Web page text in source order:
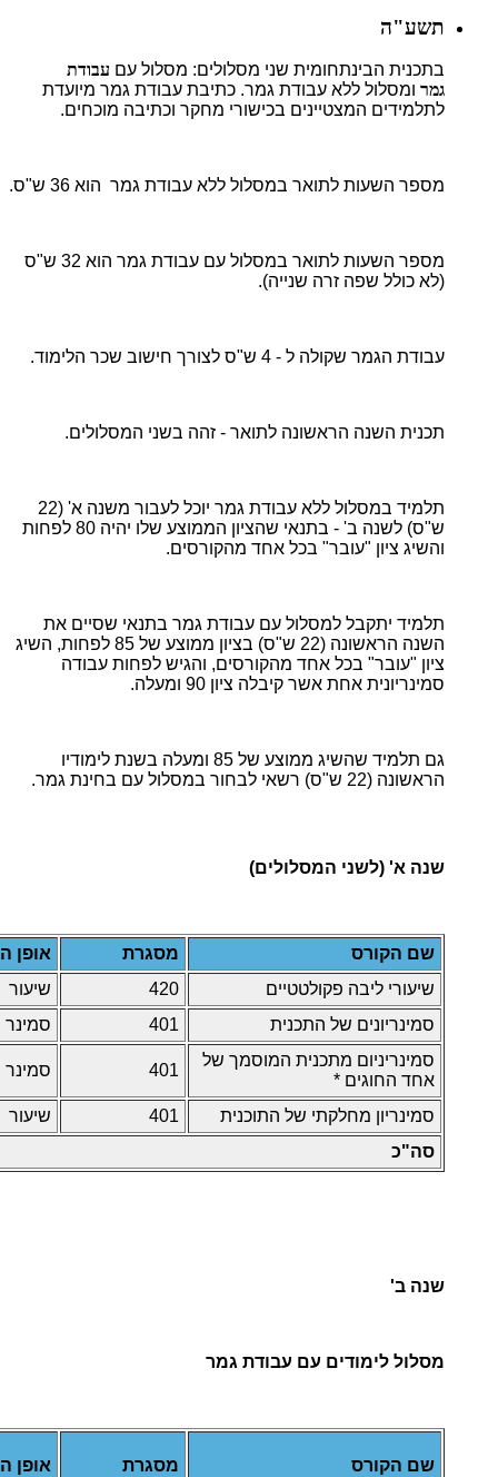
תשע"ה
בתכנית הבינתחומית שני מסלולים: מסלול עם עבודת
גמר ומסלול ללא עבודת גמר. כתיבת עבודת גמר מיועדת
לתלמידים המצטיינים בכישורי מחקר וכתיבה מוכחים.
מספר השעות לתואר במסלול ללא עבודת גמר הוא 36 ש"ס.
מספר השעות לתואר במסלול עם עבודת גמר הוא 32 ש"ס
(לא כולל שפה זרה שנייה).
עבודת הגמר שקולה ל - 4 ש"ס לצורך חישוב שכר הלימוד.
תכנית השנה הראשונה לתואר - זהה בשני המסלולים.
תלמיד במסלול ללא עבודת גמר יוכל לעבור משנה א' (22
ש"ס) לשנה ב' - בתנאי שהציון הממוצע שלו יהיה 80 לפחות
והשיג ציון "עובר" בכל אחד מהקורסים.
תלמיד יתקבל למסלול עם עבודת גמר בתנאי שסיים את
השנה הראשונה (22 ש"ס) בציון ממוצע של 85 לפחות, השיג
ציון "עובר" בכל אחד מהקורסים, והגיש לפחות עבודה
סמינריונית אחת אשר קיבלה ציון 90 ומעלה.
גם תלמיד שהשיג ממוצע של 85 ומעלה בשנת לימודיו
הראשונה (22 ש"ס) רשאי לבחור במסלול עם בחינת גמר.
שנה א' (לשני המסלולים)
שם הקורס מסגרת
אופן
שיעורי ליבה פקולטטיים
420
שיעור
סמינריונים של התכנית
401
סמינר
סמינריניום מתכנית המוסמך של
אחד החוגים *
401 סמינר
סמינריון מחלקתי של התוכנית 401
שיעור
סה"כ
שנה ב'
מסלול לימודים עם עבודת גמר
שם הקורס מסגרת אופן